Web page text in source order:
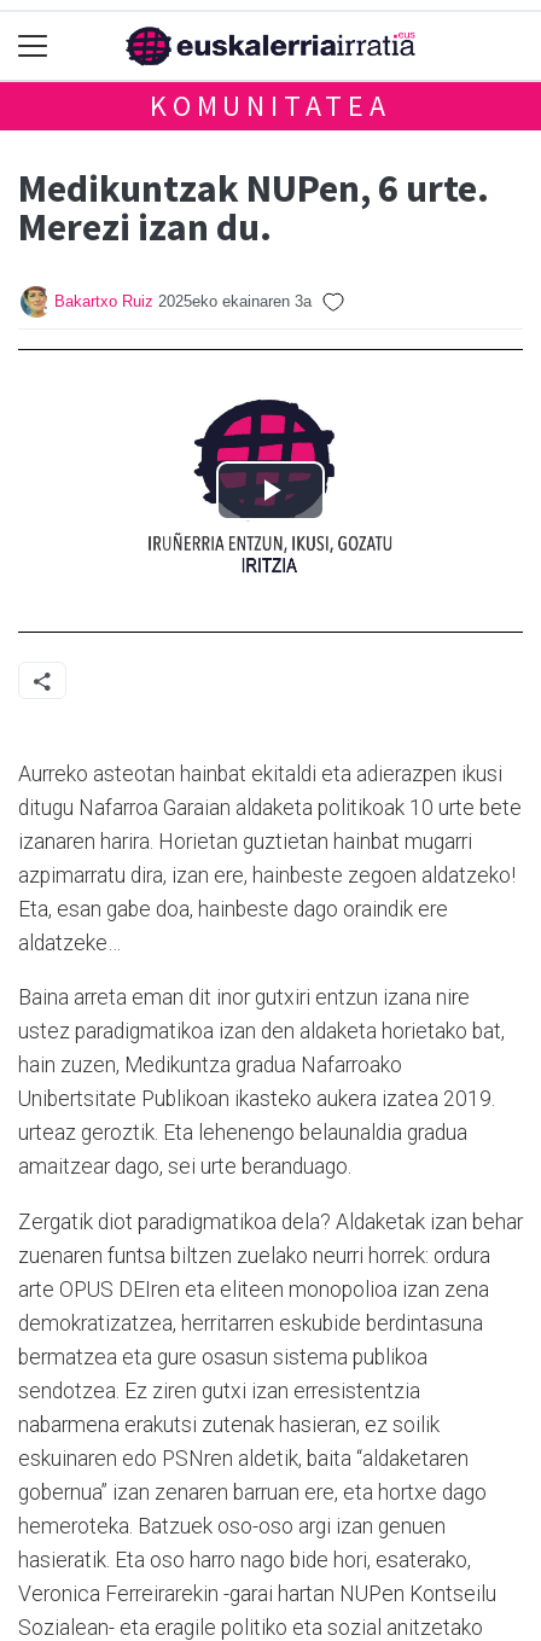
KOMUNITATEA
Medikuntzak NUPen, 6 urte.
Merezi izan du.
Bakartxo Ruiz 2025eko ekainaren 3a
Aurreko asteotan hainbat ekitaldi eta adierazpen ikusi
ditugu Nafarroa Garaian aldaketa politikoak 10 urte bete
izanaren harira. Horietan guztietan hainbat mugarri
azpimarratu dira, izan ere, hainbeste zegoen aldatzeko!
Eta, esan gabe doa, hainbeste dago oraindik ere
aldatzeke…
Baina arreta eman dit inor gutxiri entzun izana nire
ustez paradigmatikoa izan den aldaketa horietako bat,
hain zuzen, Medikuntza gradua Nafarroako
Unibertsitate Publikoan ikasteko aukera izatea 2019.
urteaz geroztik. Eta lehenengo belaunaldia gradua
amaitzear dago, sei urte beranduago.
Zergatik diot paradigmatikoa dela? Aldaketak izan behar
zuenaren funtsa biltzen zuelako neurri horrek: ordura
arte OPUS DEIren eta eliteen monopolioa izan zena
demokratizatzea, herritarren eskubide berdintasuna
bermatzea eta gure osasun sistema publikoa
sendotzea. Ez ziren gutxi izan erresistentzia
nabarmena erakutsi zutenak hasieran, ez soilik
eskuinaren edo PSNren aldetik, baita “aldaketaren
gobernua” izan zenaren barruan ere, eta hortxe dago
hemeroteka. Batzuek oso-oso argi izan genuen
hasieratik. Eta oso harro nago bide hori, esaterako,
Veronica Ferreirarekin -garai hartan NUPen Kontseilu
Sozialean- eta eragile politiko eta sozial anitzetako